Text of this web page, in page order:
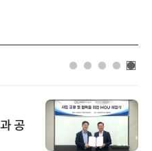
공